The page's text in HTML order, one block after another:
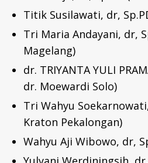
Titik Susilawati, dr,
Tri Maria Andayani, dr,
Magelang)
dr. TRIYANTA YULI
dr. Moewardi Solo)
Tri Wahyu
Kraton Pekalongan)
Wahyu Aji Wibowo, dr,